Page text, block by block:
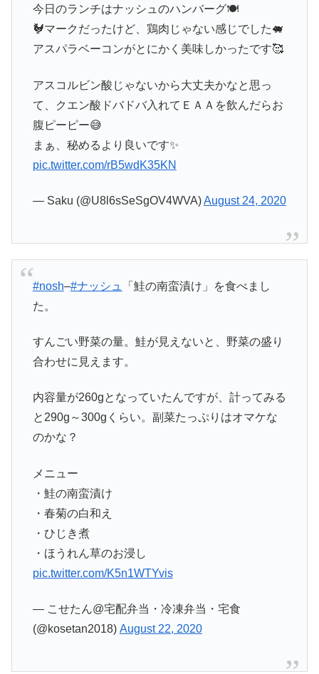
今日のランチはナッシュのハンバーグ🍽
🐓マークだったけど、鶏肉じゃない感じでした🐖
アスパラベーコンがとにかく美味しかったです🥰
アスコルビン酸じゃないから大丈夫かなと思っ
て、クエン酸ドバドバ入れてＥＡＡを飲んだらお
腹ピーピー😅
まぁ、秘めるより良いです✨
pic.twitter.com/rB5wdK35KN
— Saku (@U8l6sSeSgOV4WVA)August 24, 2020
#nosh–#ナッシュ
「鮭の南蛮漬け」を食べまし
た。
すんごい野菜の量。鮭が見えないと、野菜の盛り
合わせに見えます。
内容量が260gとなっていたんですが、計ってみる
と290g～300gくらい。副菜たっぷりはオマケな
のかな？
メニュー
・鮭の南蛮漬け
・春菊の白和え
・ひじき煮
・ほうれん草のお浸し
pic.twitter.com/K5n1WTYvis
— こせたん@宅配弁当・冷凍弁当・宅食
(@kosetan2018) August 22, 2020